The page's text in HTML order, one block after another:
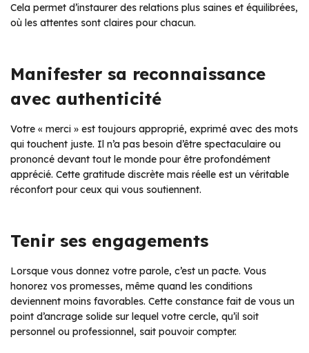
Cela permet d’instaurer des relations plus saines et équilibrées,
où les attentes sont claires pour chacun.
Manifester sa reconnaissance
avec authenticité
Votre « merci » est toujours approprié, exprimé avec des mots
qui touchent juste. Il n’a pas besoin d’être spectaculaire ou
prononcé devant tout le monde pour être profondément
apprécié. Cette gratitude discrète mais réelle est un véritable
réconfort pour ceux qui vous soutiennent.
Tenir ses engagements
Lorsque vous donnez votre parole, c’est un pacte. Vous
honorez vos promesses, même quand les conditions
deviennent moins favorables. Cette constance fait de vous un
point d’ancrage solide sur lequel votre cercle, qu’il soit
personnel ou professionnel, sait pouvoir compter.